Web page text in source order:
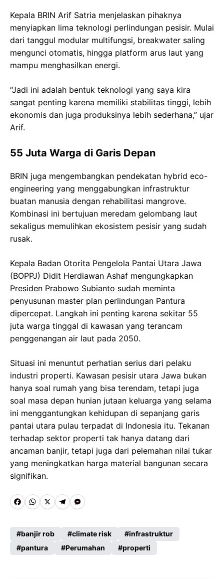
Kepala BRIN Arif Satria menjelaskan pihaknya
menyiapkan lima teknologi perlindungan pesisir. Mulai
dari tanggul modular multifungsi, breakwater saling
mengunci otomatis, hingga platform arus laut yang
mampu menghasilkan energi.
“Jadi ini adalah bentuk teknologi yang saya kira
sangat penting karena memiliki stabilitas tinggi, lebih
ekonomis dan juga produksinya lebih sederhana,” ujar
Arif.
55 Juta Warga di Garis Depan
BRIN juga mengembangkan pendekatan hybrid eco-
engineering yang menggabungkan infrastruktur
buatan manusia dengan rehabilitasi mangrove.
Kombinasi ini bertujuan meredam gelombang laut
sekaligus memulihkan ekosistem pesisir yang sudah
rusak.
Kepala Badan Otorita Pengelola Pantai Utara Jawa
(BOPPJ) Didit Herdiawan Ashaf mengungkapkan
Presiden Prabowo Subianto sudah meminta
penyusunan master plan perlindungan Pantura
dipercepat. Langkah ini penting karena sekitar 55
juta warga tinggal di kawasan yang terancam
penggenangan air laut pada 2050.
Situasi ini menuntut perhatian serius dari pelaku
industri properti. Kawasan pesisir utara Jawa bukan
hanya soal rumah yang bisa terendam, tetapi juga
soal masa depan hunian jutaan keluarga yang selama
ini menggantungkan kehidupan di sepanjang garis
pantai utara pulau terpadat di Indonesia itu. Tekanan
terhadap sektor properti tak hanya datang dari
ancaman banjir, tetapi juga dari pelemahan nilai tukar
yang meningkatkan harga material bangunan secara
signifikan.
F
c
e
W
a
t
X T
l
e
M
s
s
banjir rob climate risk
infrastruktur
pantura
Perumahan properti